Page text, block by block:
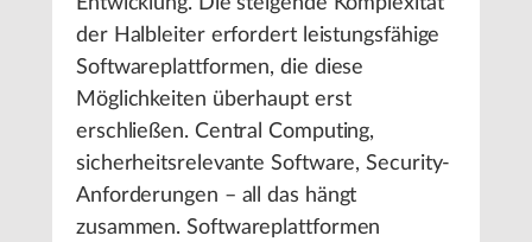
der Halbleiter erfordert leistungsfähige
Softwareplattformen, die diese
Möglichkeiten überhaupt erst
erschließen. Central Computing,
sicherheitsrelevante Software, Security-
Anforderungen – all das hängt
zusammen. Softwareplattformen